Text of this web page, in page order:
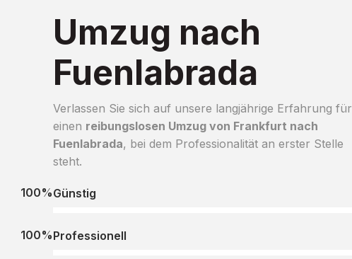
Umzug nach
Fuenlabrada
Verlassen Sie sich auf unsere langjährige Erfahrung für
einen reibungslosen Umzug von Frankfurt nach
Fuenlabrada, bei dem Professionalität an erster Stelle
steht.
Günstig
100%
Professionell
100%